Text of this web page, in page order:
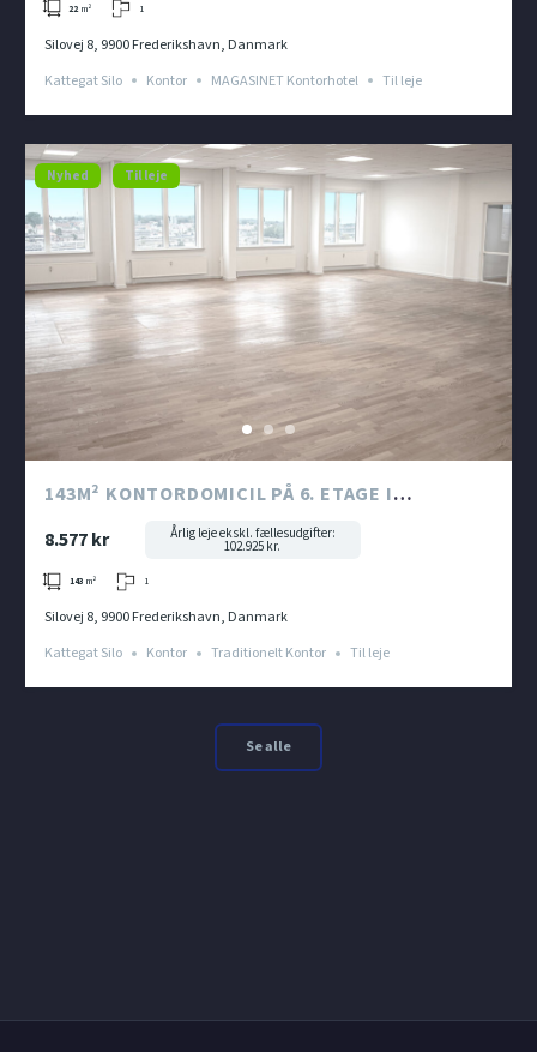
22 m² 1
Silovej 8, 9900 Frederikshavn, Danmark
Kattegat Silo
Kontor MAGASINET Kontorhotel Til leje
Nyhed Til leje
143M² KONTORDOMICIL PÅ 6. ETAGE I
KATTEGAT SILO
8.577 kr Årlig leje ekskl. fællesudgifter:
102.925 kr.
143 m² 1
Silovej 8, 9900 Frederikshavn, Danmark
Kattegat Silo
Kontor Traditionelt Kontor Til leje
Se alle